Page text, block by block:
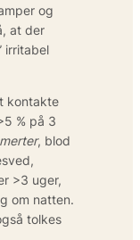
og
at der
irritabel
kontakte
% på 3
, blod
>3 uger,
om natten.
tolkes